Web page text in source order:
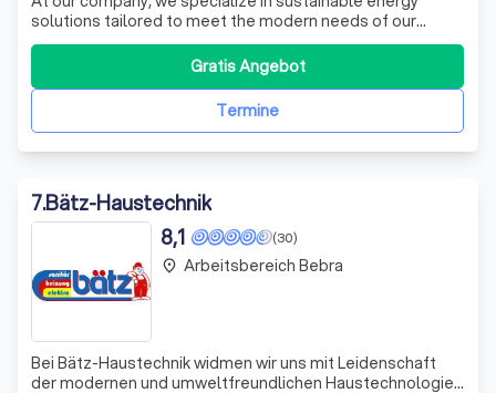
solutions tailored to meet the modern needs of our
clients. Our expertise spans across Photovoltaics, Battery
systems, Solar thermal energy, Pellets, Biomass,
Combined Heat and Power (CHP), Fuel cells,
Environmental heat, and Wind technology. We ar
Termine
Gratis Angebot
7.Bätz-Haustechnik
(30)
8,1
Bei Bätz-Haustechnik widmen wir uns mit Leidenschaft
der modernen und umweltfreundlichen Haustechnologie.
place Arbeitsbereich Bebra